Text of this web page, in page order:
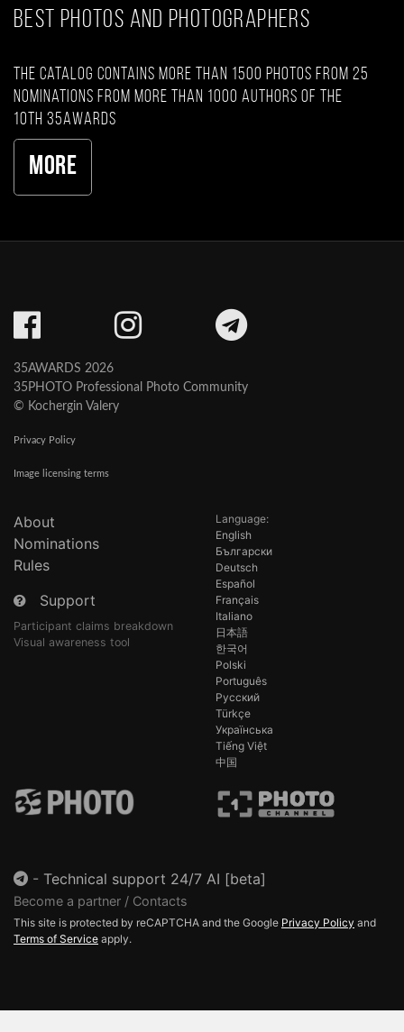
BEST PHOTOS AND PHOTOGRAPHERS
The catalog contains more than 1500 photos from 25
nominations from more than 1000 authors of the
10th 35AWARDS
More
35AWARDS 2026
35PHOTO Professional Photo Community
© Kochergin Valery
Privacy Policy
Image licensing terms
About
Nominations
Rules
Support
Participant claims breakdown
Visual awareness tool
Language:
English
Български
Deutsch
Español
Français
Italiano
日本語
한국어
Polski
Português
Русский
Türkçe
Українська
Tiếng Việt
中国
- Technical support 24/7 AI [beta]
Become a partner / Contacts
This site is protected by reCAPTCHA and the Google Privacy Policy and
Terms of Service apply.